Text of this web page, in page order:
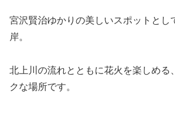
宮沢賢治ゆかりの美しいスポットとし
岸。
北上川の流れとともに花火を楽しめる
クな場所です。